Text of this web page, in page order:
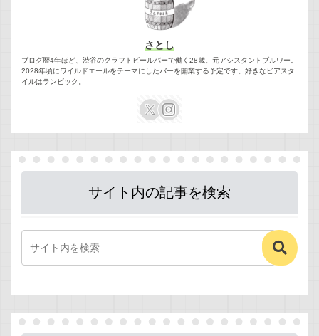
さとし
ブログ歴4年ほど、渋谷のクラフトビールバーで働く28歳。元アシスタントブルワー。
2028年頃にワイルドエールをテーマにしたバーを開業する予定です。好きなビアスタ
イルはランビック。
サイト内の記事を検索